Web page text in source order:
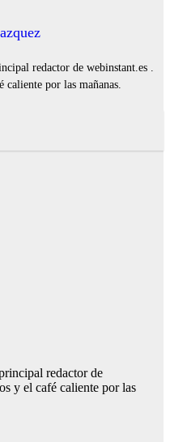
redactor de webinstant.es .
por las mañanas.
redactor de
y el café caliente por las